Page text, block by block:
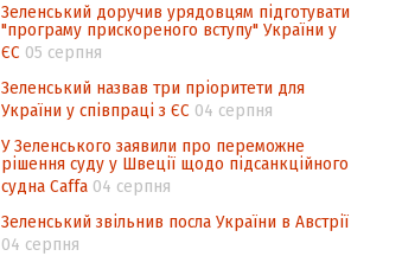
Зеленський доручив урядовцям підготувати
"програму прискореного вступу" України у
ЄС 05 серпня
Зеленський назвав три пріоритети для
України у співпраці з ЄС 04 серпня
У Зеленського заявили про переможне
рішення суду у Швеції щодо підсанкційного
судна Caffa 04 серпня
Зеленський звільнив посла України в Австрії
04 серпня